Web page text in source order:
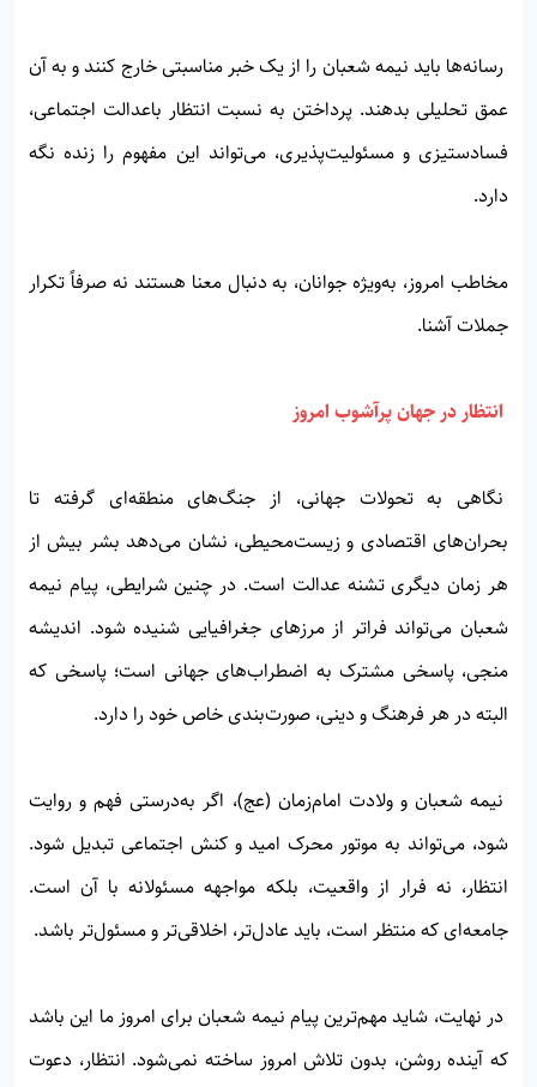
رسانه‌ها باید نیمه شعبان را از یک خبر مناسبتی خارج کنند و به آن
عمق تحلیلی بدهند. پرداختن به نسبت انتظار باعدالت اجتماعی،
فسادستیزی و مسئولیت‌پذیری، می‌تواند این مفهوم را زنده نگه
دارد.
مخاطب امروز، به‌ویژه جوانان، به دنبال معنا هستند نه صرفاً تکرار
جملات آشنا.
انتظار در جهان پرآشوب امروز
نگاهی به تحولات جهانی، از جنگ‌های منطقه‌ای گرفته تا
بحران‌های اقتصادی و زیست‌محیطی، نشان می‌دهد بشر بیش از
هر زمان دیگری تشنه عدالت است. در چنین شرایطی، پیام نیمه
شعبان می‌تواند فراتر از مرزهای جغرافیایی شنیده شود. اندیشه
منجی، پاسخی مشترک به اضطراب‌های جهانی است؛ پاسخی که
البته در هر فرهنگ و دینی، صورت‌بندی خاص خود را دارد.
نیمه شعبان و ولادت امام‌زمان (عج)، اگر به‌درستی فهم و روایت
شود، می‌تواند به موتور محرک امید و کنش اجتماعی تبدیل شود.
انتظار، نه فرار از واقعیت، بلکه مواجهه مسئولانه با آن است.
جامعه‌ای که منتظر است، باید عادل‌تر، اخلاقی‌تر و مسئول‌تر باشد.
در نهایت، شاید مهم‌ترین پیام نیمه شعبان برای امروز ما این باشد
که آینده روشن، بدون تلاش امروز ساخته نمی‌شود. انتظار، دعوت